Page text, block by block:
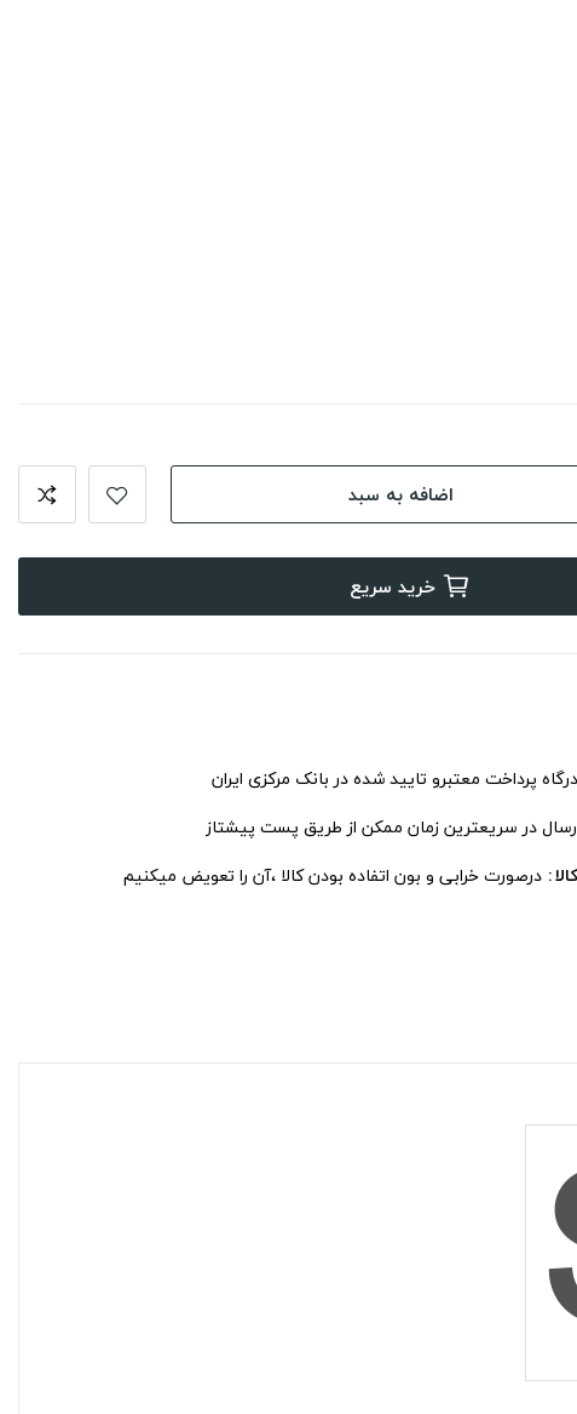
اضافه به سبد
خرید سریع
درگاه پرداخت معتبرو تایید شده در بانک مرکزی ایران
در سریعترین زمان ممکن از طریق پست پیشتاز
درصورت خرابی و بون اتفاده بودن کالا ،آن را تعویض میکنیم